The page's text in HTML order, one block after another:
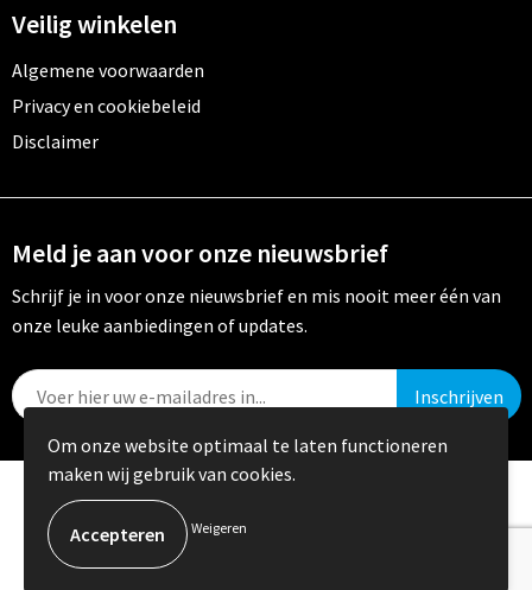
Veilig winkelen
Algemene voorwaarden
Privacy en cookiebeleid
Disclaimer
Meld je aan voor onze nieuwsbrief
Schrijf je in voor onze nieuwsbrief en mis nooit meer één van
onze leuke aanbiedingen of updates.
© Copyright Crystal Promotions 2024
Om onze website optimaal te laten functioneren
maken wij gebruik van cookies.
Weigeren